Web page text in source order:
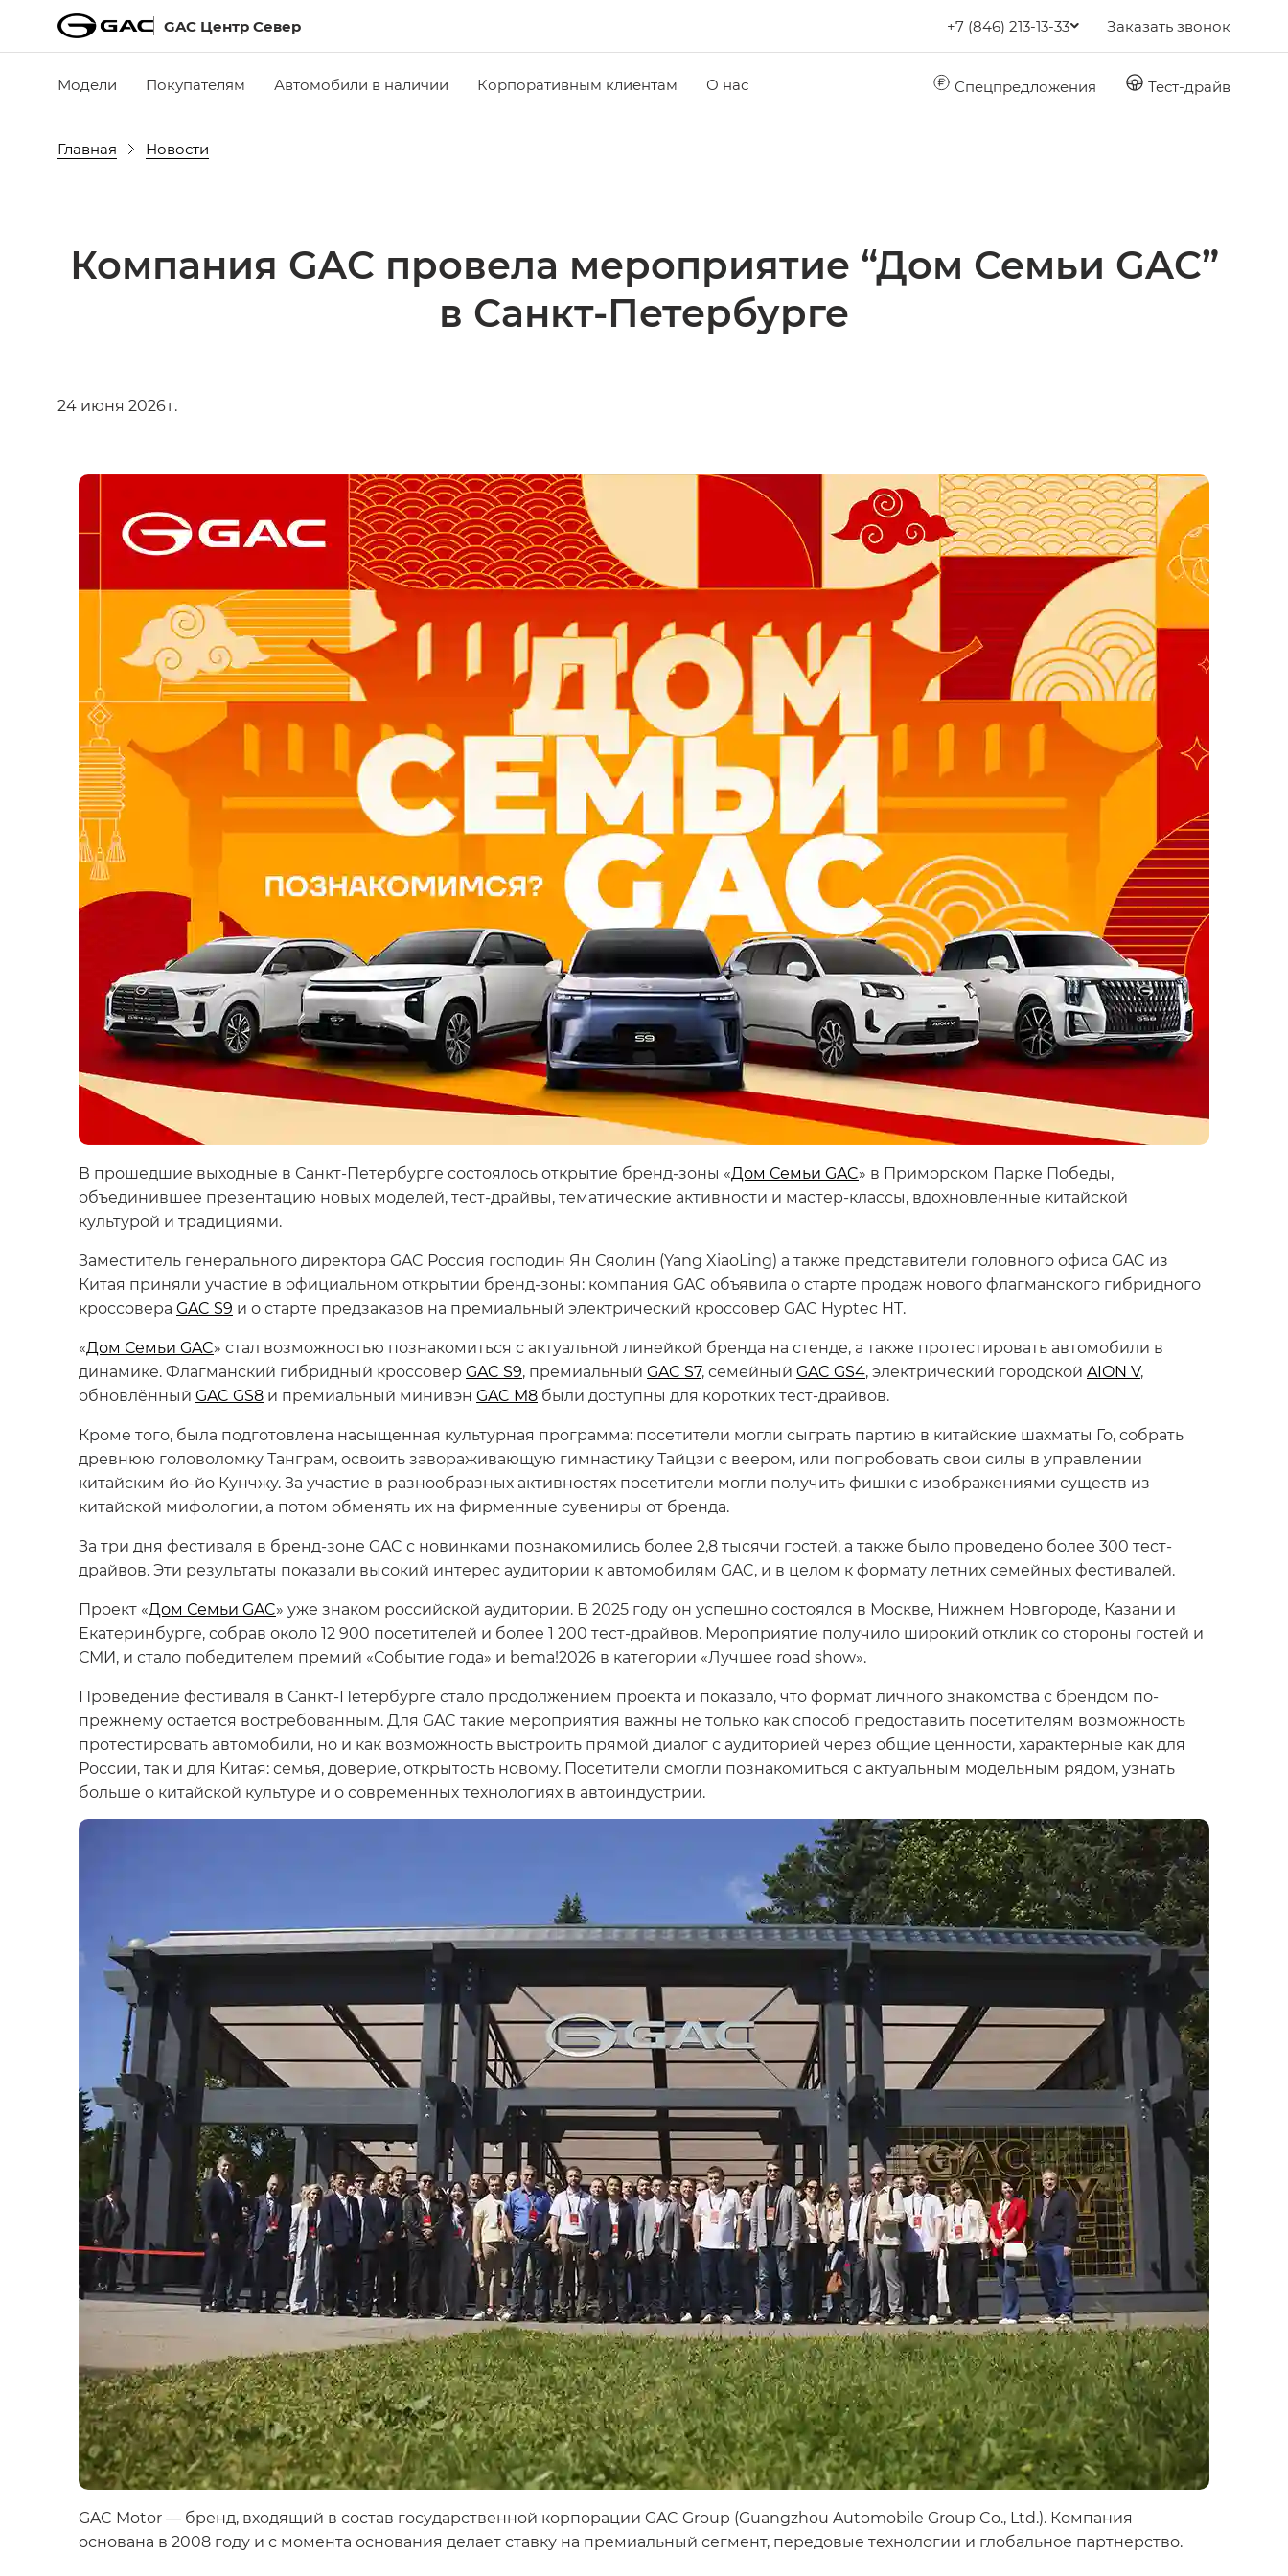
GAC Центр Север +7 (846) 213-13-33 Заказать звонок
Модели Покупателям Автомобили в наличии Корпоративным клиентам О нас Спецпредложения Тест-драйв
Главная Новости
Компания GAC провела мероприятие “Дом Семьи GAC”
в Санкт-Петербурге
24 июня 2026 г.
В прошедшие выходные в Санкт-Петербурге состоялось открытие бренд-зоны «Дом Семьи GAC» в Приморском Парке Победы,
объединившее презентацию новых моделей, тест-драйвы, тематические активности и мастер-классы, вдохновленные китайской
культурой и традициями.
Заместитель генерального директора GAC Россия господин Ян Сяолин (Yang XiaoLing) а также представители головного офиса GAC из
Китая приняли участие в официальном открытии бренд-зоны: компания GAC объявила о старте продаж нового флагманского гибридного
кроссовера GAC S9 и о старте предзаказов на премиальный электрический кроссовер GAC Hyptec HT.
«Дом Семьи GAC» стал возможностью познакомиться с актуальной линейкой бренда на стенде, а также протестировать автомобили в
динамике. Флагманский гибридный кроссовер GAC S9, премиальный GAC S7, семейный GAC GS4, электрический городской AION V,
обновлённый GAC GS8 и премиальный минивэн GAC M8 были доступны для коротких тест-драйвов.
Кроме того, была подготовлена насыщенная культурная программа: посетители могли сыграть партию в китайские шахматы Го, собрать
древнюю головоломку Танграм, освоить завораживающую гимнастику Тайцзи с веером, или попробовать свои силы в управлении
китайским йо-йо Кунчжу. За участие в разнообразных активностях посетители могли получить фишки с изображениями существ из
китайской мифологии, а потом обменять их на фирменные сувениры от бренда.
За три дня фестиваля в бренд-зоне GAC с новинками познакомились более 2,8 тысячи гостей, а также было проведено более 300 тест-
драйвов. Эти результаты показали высокий интерес аудитории к автомобилям GAC, и в целом к формату летних семейных фестивалей.
Проект «Дом Семьи GAC» уже знаком российской аудитории. В 2025 году он успешно состоялся в Москве, Нижнем Новгороде, Казани и
Екатеринбурге, собрав около 12 900 посетителей и более 1 200 тест‑драйвов. Мероприятие получило широкий отклик со стороны гостей и
СМИ, и стало победителем премий «Событие года» и bema!2026 в категории «Лучшее road show».
Проведение фестиваля в Санкт-Петербурге стало продолжением проекта и показало, что формат личного знакомства с брендом по-
прежнему остается востребованным. Для GAC такие мероприятия важны не только как способ предоставить посетителям возможность
протестировать автомобили, но и как возможность выстроить прямой диалог с аудиторией через общие ценности, характерные как для
России, так и для Китая: семья, доверие, открытость новому. Посетители смогли познакомиться с актуальным модельным рядом, узнать
больше о китайской культуре и о современных технологиях в автоиндустрии.
GAC Motor — бренд, входящий в состав государственной корпорации GAC Group (Guangzhou Automobile Group Co., Ltd.). Компания
основана в 2008 году и с момента основания делает ставку на премиальный сегмент, передовые технологии и глобальное партнерство.